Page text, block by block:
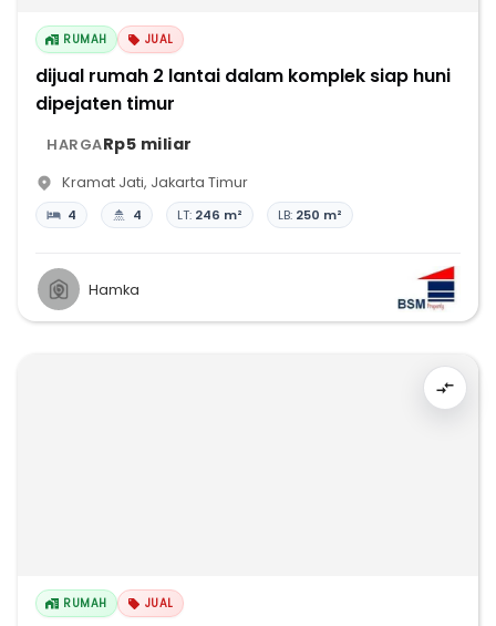
RUMAH JUAL
dijual rumah 2 lantai dalam komplek siap huni
dipejaten timur
HARGARp5 miliar
Kramat Jati, Jakarta Timur
4 4 LT: 246 m² LB: 250 m²
Hamka
RUMAH JUAL